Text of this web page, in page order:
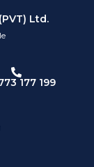
Ltd.
177 199